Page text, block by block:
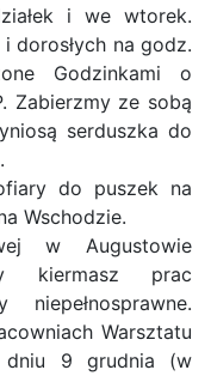
i we wtorek.
dorosłych na godz.
Godzinkami o
Zabierzmy ze sobą
serduszka do
do puszek na
Wschodzie.
w Augustowie
kiermasz prac
Warsztatu
9 grudnia (w